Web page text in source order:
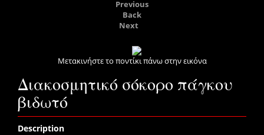
Previous
Back
Next
Μετακινήστε το ποντίκι πάνω στην εικόνα
Διακοσμητικό σόκορο πάγκου
βιδωτό
Description